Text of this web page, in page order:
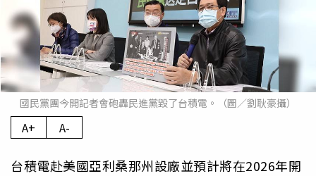
國民黨團今開記者會砲轟民進黨毀了台積電。（圖／劉耿豪攝）
A+ A-
台積電赴美國亞利桑那州設廠並預計將在2026年開